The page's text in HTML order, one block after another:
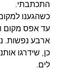
התכתבתי.
כשהגענו
עד אפס מקום
ארבע נפשות.
לים.